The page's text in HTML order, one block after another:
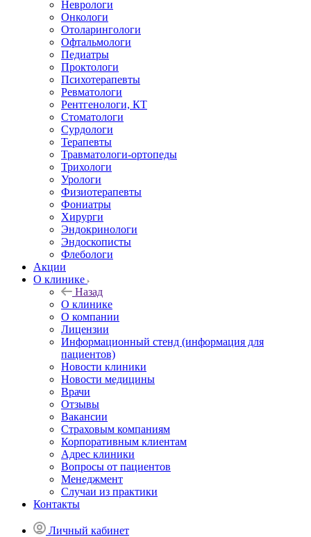
Неврологи
Онкологи
Отоларингологи
Офтальмологи
Педиатры
Проктологи
Психотерапевты
Ревматологи
Рентгенологи, КТ
Стоматологи
Сурдологи
Терапевты
Травматологи-ортопеды
Трихологи
Урологи
Физиотерапевты
Фониатры
Хирурги
Эндокринологи
Эндоскописты
Флебологи
Акции
О клинике
Назад
О клинике
О компании
Лицензии
Информационный стенд (информация для
пациентов)
Новости клиники
Новости медицины
Врачи
Отзывы
Вакансии
Страховым компаниям
Корпоративным клиентам
Адрес клиники
Вопросы от пациентов
Менеджмент
Случаи из практики
Контакты
Личный кабинет